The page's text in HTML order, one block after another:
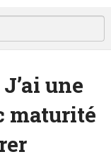
une
maturité